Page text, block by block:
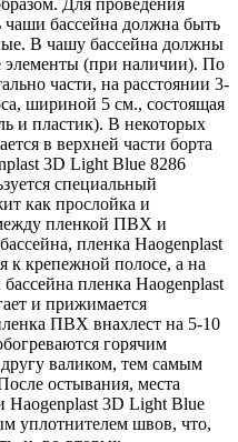
Для проведения
чаши бассейна должна быть
В чашу бассейна должны
элементы (при наличии). По
части, на расстоянии 3-
шириной 5 см., состоящая
и пластик). В некоторых
в верхней части борта
3D Light Blue 8286
специальный
как прослойка и
пленкой ПВХ и
пленка Haogenplast
к крепежной полосе, а на
пленка Haogenplast
и прижимается
ПВХ внахлест на 5-10
горячим
валиком, тем самым
остывания, места
Haogenplast 3D Light Blue
уплотнителем швов, что,